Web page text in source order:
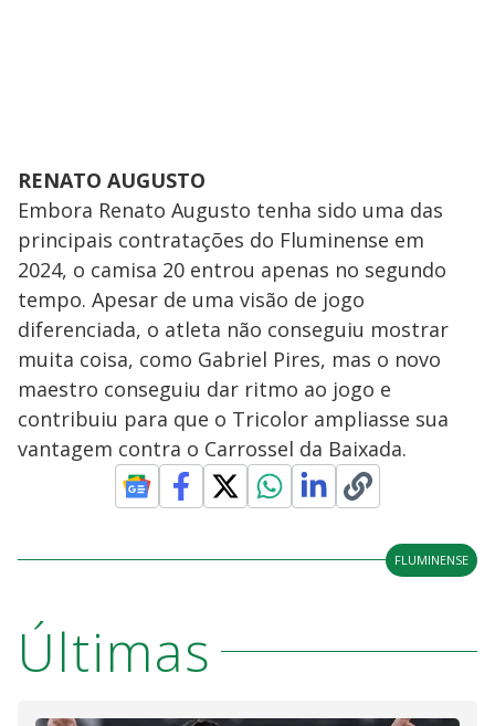
RENATO AUGUSTO
Embora Renato Augusto tenha sido uma das
principais contratações do Fluminense em
2024, o camisa 20 entrou apenas no segundo
tempo. Apesar de uma visão de jogo
diferenciada, o atleta não conseguiu mostrar
muita coisa, como Gabriel Pires, mas o novo
maestro conseguiu dar ritmo ao jogo e
contribuiu para que o Tricolor ampliasse sua
vantagem contra o Carrossel da Baixada.
FLUMINENSE
Últimas